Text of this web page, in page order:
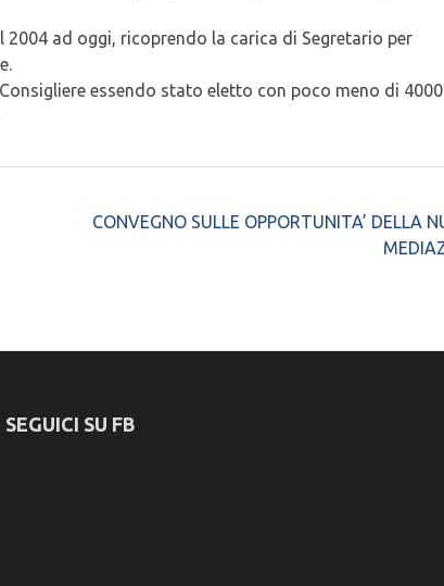
2004 ad oggi, ricoprendo la carica di Segretario per
essendo stato eletto con poco meno di 4000
CONVEGNO SULLE OPPORTUNITA’ DELLA
SEGUICI SU FB